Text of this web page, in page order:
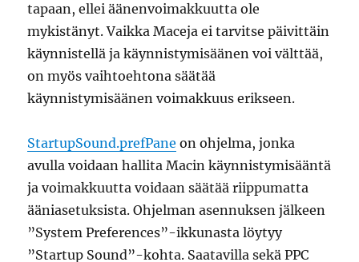
tapaan, ellei äänenvoimakkuutta ole
mykistänyt. Vaikka Maceja ei tarvitse päivittäin
käynnistellä ja käynnistymisäänen voi välttää,
on myös vaihtoehtona säätää
käynnistymisäänen voimakkuus erikseen.
StartupSound.prefPane on ohjelma, jonka
avulla voidaan hallita Macin käynnistymisääntä
ja voimakkuutta voidaan säätää riippumatta
ääniasetuksista. Ohjelman asennuksen jälkeen
”System Preferences”-ikkunasta löytyy
”Startup Sound”-kohta. Saatavilla sekä PPC